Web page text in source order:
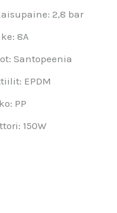
2,8 bar
8A
Santopeenia
EPDM
PP
150W